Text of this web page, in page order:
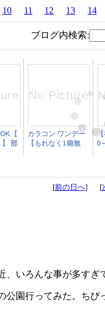
10 11 12 13 14
ブログ内検索:
[前の日へ] [
いろんな事が多すぎ
園行ってみた。ちび